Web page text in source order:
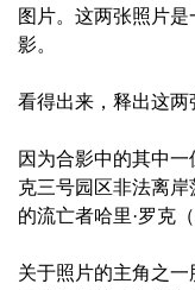
图片。这两张照片
影。
看得出来，释出这两
因为合影中的其中
克三号园区非法离
的流亡者哈里·罗克（
关于照片的主角之一